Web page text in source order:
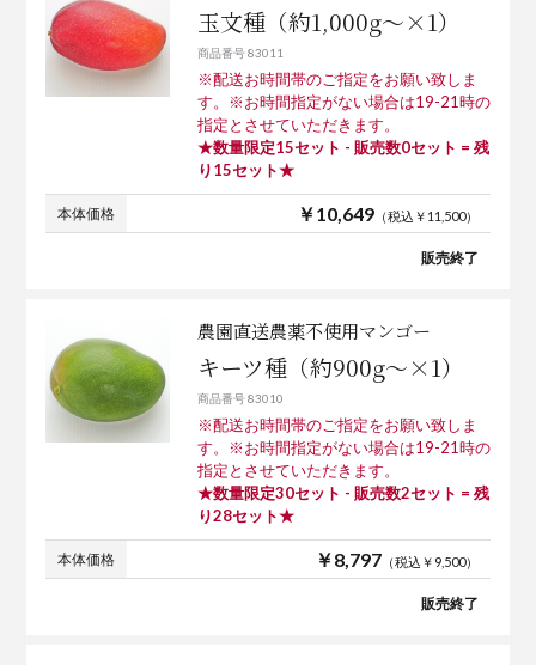
玉文種（約1,000g～×1）
商品番号 83011
※配送お時間帯のご指定をお願い致しま
す。※お時間指定がない場合は19-21時の
指定とさせていただきます。
★数量限定15セット - 販売数0セット = 残
り15セット★
本体価格 ￥10,649（税込￥11,500）
販売終了
農園直送農薬不使用マンゴー
キーツ種（約900g～×1）
商品番号 83010
※配送お時間帯のご指定をお願い致しま
す。※お時間指定がない場合は19-21時の
指定とさせていただきます。
★数量限定30セット - 販売数2セット = 残
り28セット★
本体価格 ￥8,797（税込￥9,500）
販売終了